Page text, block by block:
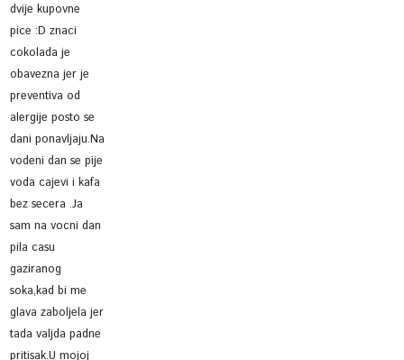
dvije kupovne
pice :D znaci
cokolada je
obavezna jer je
preventiva od
alergije posto se
dani ponavljaju.Na
vodeni dan se pije
voda cajevi i kafa
bez secera .Ja
sam na vocni dan
pila casu
gaziranog
soka,kad bi me
glava zaboljela jer
tada valjda padne
pritisak.U mojoj